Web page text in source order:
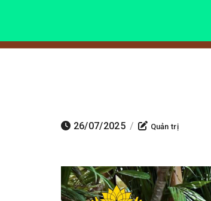
26/07/2025 / Quản trị